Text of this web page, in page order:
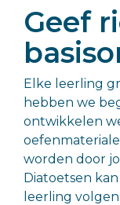
Geef
Elke leerling
hebben we
ontwikkelen
worden door
Diatoetsen
leerling